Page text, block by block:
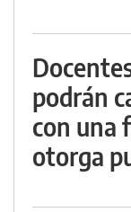
podrán
con una
otorga